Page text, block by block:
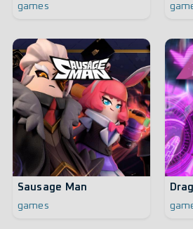
games
Sausage Man
games